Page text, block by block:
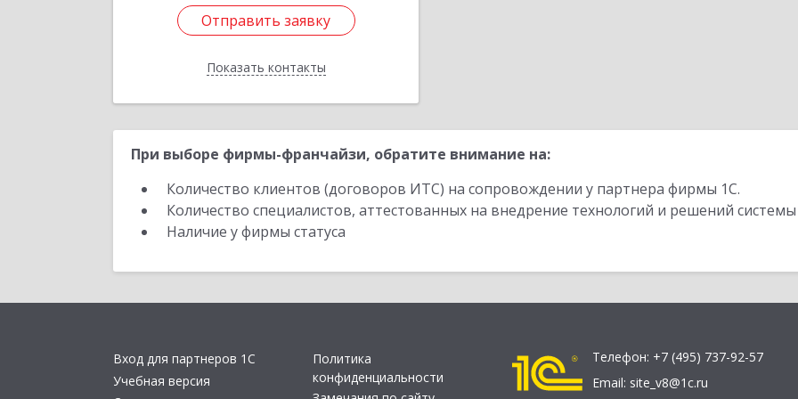
Отправить заявку
Показать контакты
Отправить заявку
Назад
При выборе фирмы-франчайзи, обратите внимание на:
Количество клиентов (договоров ИТС) на сопровождении у партнера фирмы 1С.
Количество специалистов, аттестованных на внедрение технологий и решений
Наличие у фирмы статуса
Вход для партнеров 1С
Учебная версия
Политика
конфиденциальности
Телефон: +7 (495) 737-92-57
Email: site_v8@1c.ru